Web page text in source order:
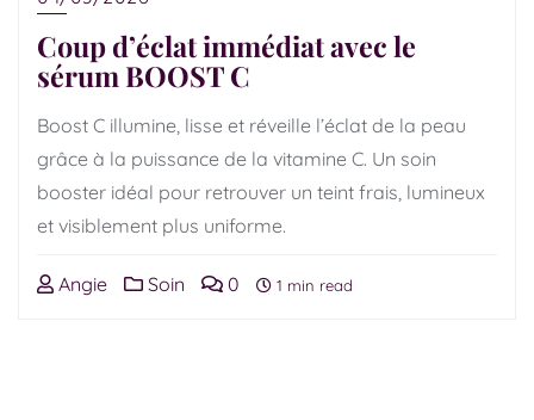
Coup d’éclat immédiat avec le
sérum BOOST C
Boost C illumine, lisse et réveille l’éclat de la peau
grâce à la puissance de la vitamine C. Un soin
booster idéal pour retrouver un teint frais, lumineux
et visiblement plus uniforme.
Angie Soin 0 1 min read